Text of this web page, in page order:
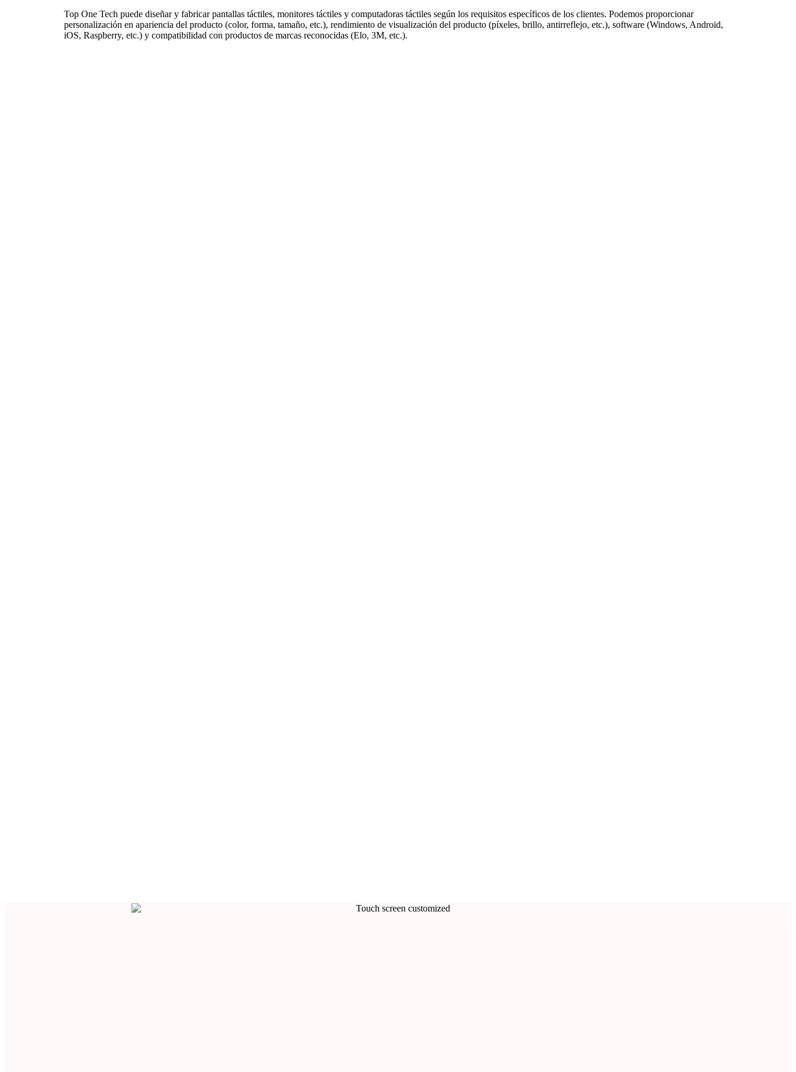
Top One Tech puede diseñar y fabricar pantallas táctiles, monitores táctiles y computadoras táctiles según los requisitos específicos de los clientes. Podemos proporcionar
personalización en apariencia del producto (color, forma, tamaño, etc.), rendimiento de visualización del producto (píxeles, brillo, antirreflejo, etc.), software (Windows, Android,
iOS, Raspberry, etc.) y compatibilidad con productos de marcas reconocidas (Elo, 3M, etc.).